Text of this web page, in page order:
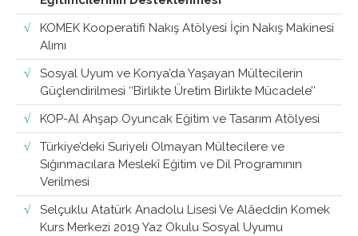
KOMEK Kooperatifi Nakış Atölyesi İçin Nakış Makinesi
Alımı
Sosyal Uyum ve Konya’da Yaşayan Mültecilerin
Güçlendirilmesi ‘‘Birlikte Üretim Birlikte Mücadele’’
KOP-Al Ahşap Oyuncak Eğitim ve Tasarım Atölyesi
Türkiye’deki Suriyeli Olmayan Mültecilere ve
Sığınmacılara Meslekî Eğitim ve Dil Programının
Verilmesi
Selçuklu Atatürk Anadolu Lisesi Ve Alâeddin Komek
Kurs Merkezi 2019 Yaz Okulu Sosyal Uyumu